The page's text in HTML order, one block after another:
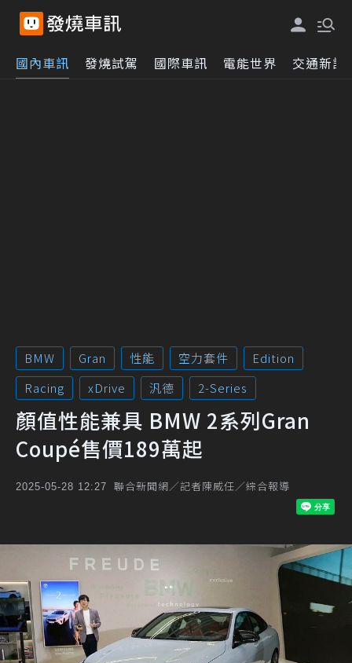
國內車訊 發燒試駕 國際車訊 電能世界 交通新訊
BMW Gran 性能 空力套件
Edition
Racing
xDrive 汎德 2-Series
顏值性能兼具 BMW 2系列Gran
Coupé售價189萬起
2025-05-28 12:27 聯合新聞網／記者陳威任／綜合報導